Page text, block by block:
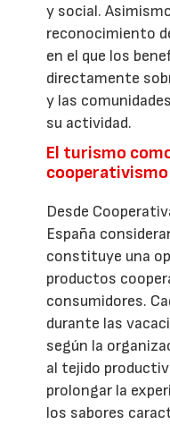
y social.
reconocimiento
en el que los
directamente
y las
su actividad.
El turismo
cooperativismo
Desde
España
constituye una
productos
consumidores.
durante las
según la
al tejido
prolongar la
los sabores